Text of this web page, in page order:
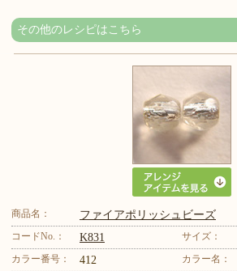
その他のレシピはこちら
商品名： ファイアポリッシュビーズ
コードNo.： K831 サイズ：
カラー番号： 412 カラー名：